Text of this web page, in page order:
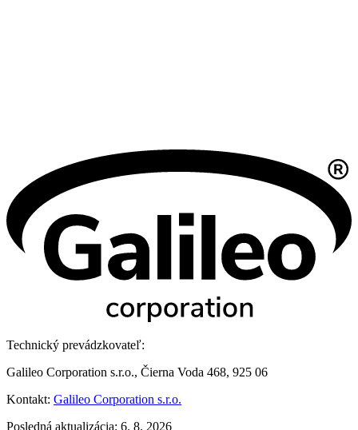
Technický prevádzkovateľ:
Galileo Corporation s.r.o., Čierna Voda 468, 925 06
Kontakt: Galileo Corporation s.r.o.
Posledná aktualizácia: 6. 8. 2026